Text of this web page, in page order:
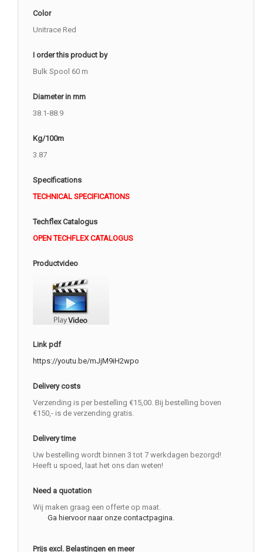
Color
Unitrace Red
I order this product by
Bulk Spool 60 m
Diameter in mm
38.1-88.9
Kg/100m
3.87
Specifications
TECHNICAL SPECIFICATIONS
Techflex Catalogus
OPEN TECHFLEX CATALOGUS
Productvideo
Link pdf
https://youtu.be/mJjM9iH2wpo
Delivery costs
Verzending is per bestelling €15,00. Bij bestelling boven
€150,- is de verzending gratis.
Delivery time
Uw bestelling wordt binnen 3 tot 7 werkdagen bezorgd!
Heeft u spoed, laat het ons dan weten!
Need a quotation
Wij maken graag een offerte op maat.
Ga hiervoor naar onze contactpagina.
Prijs excl. Belastingen en meer